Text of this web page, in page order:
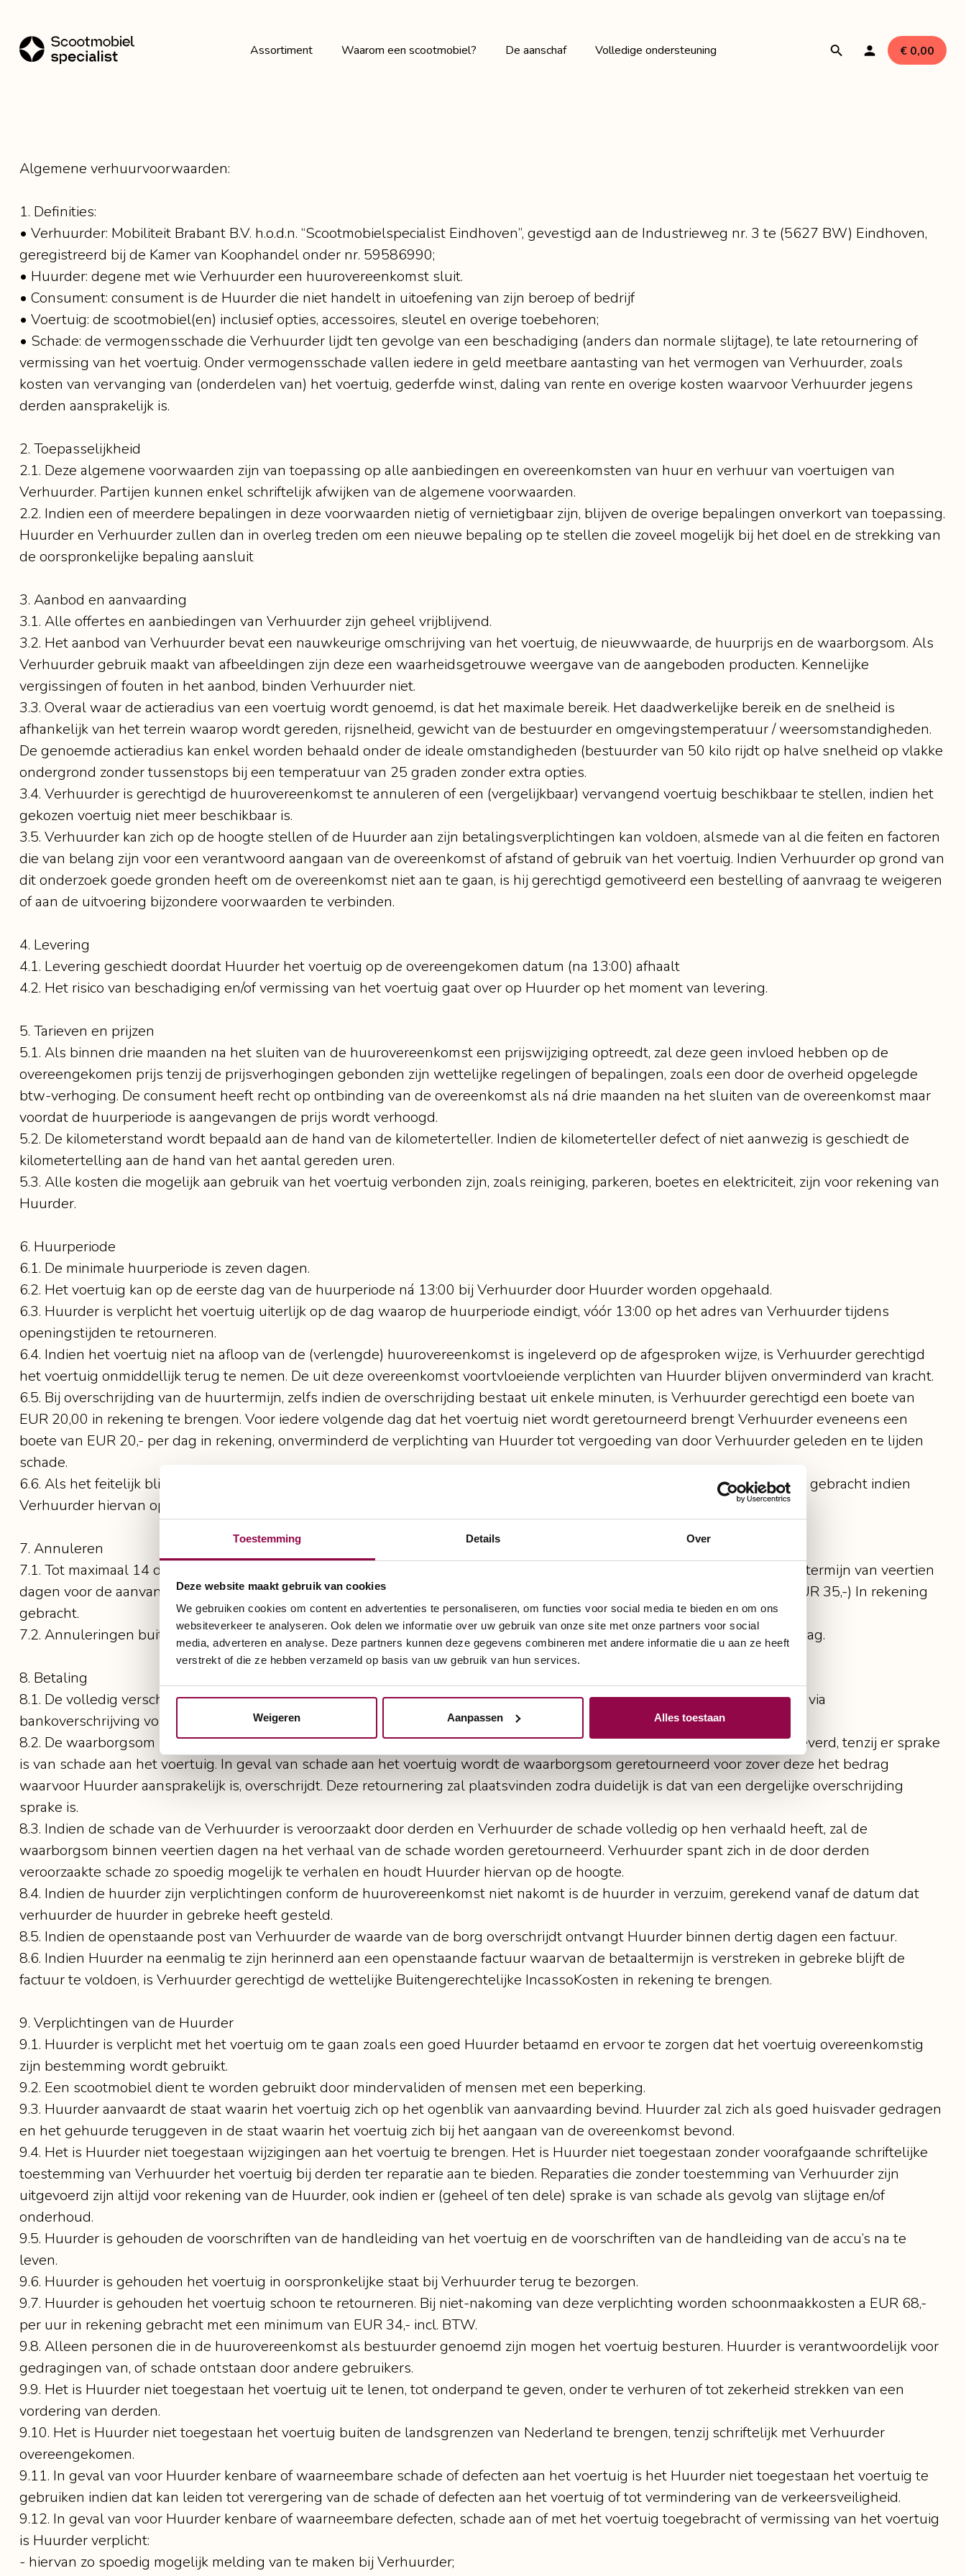
Toestemming Details Over
Deze website maakt gebruik van cookies
We gebruiken cookies om content en advertenties te personaliseren, om functies voor social media te bieden en om ons
websiteverkeer te analyseren. Ook delen we informatie over uw gebruik van onze site met onze partners voor social
media, adverteren en analyse. Deze partners kunnen deze gegevens combineren met andere informatie die u aan ze heeft
verstrekt of die ze hebben verzameld op basis van uw gebruik van hun services.
Weigeren Aanpassen Alles toestaan
Assortiment Waarom een scootmobiel? De aanschaf Volledige ondersteuning € 0,00
Algemene verhuurvoorwaarden:
1. Definities:
• Verhuurder: Mobiliteit Brabant B.V. h.o.d.n. “Scootmobielspecialist Eindhoven”, gevestigd aan de Industrieweg nr. 3 te (5627 BW) Eindhoven,
geregistreerd bij de Kamer van Koophandel onder nr. 59586990;
• Huurder: degene met wie Verhuurder een huurovereenkomst sluit.
• Consument: consument is de Huurder die niet handelt in uitoefening van zijn beroep of bedrijf
• Voertuig: de scootmobiel(en) inclusief opties, accessoires, sleutel en overige toebehoren;
• Schade: de vermogensschade die Verhuurder lijdt ten gevolge van een beschadiging (anders dan normale slijtage), te late retournering of
vermissing van het voertuig. Onder vermogensschade vallen iedere in geld meetbare aantasting van het vermogen van Verhuurder, zoals
kosten van vervanging van (onderdelen van) het voertuig, gederfde winst, daling van rente en overige kosten waarvoor Verhuurder jegens
derden aansprakelijk is.
2. Toepasselijkheid
2.1. Deze algemene voorwaarden zijn van toepassing op alle aanbiedingen en overeenkomsten van huur en verhuur van voertuigen van
Verhuurder. Partijen kunnen enkel schriftelijk afwijken van de algemene voorwaarden.
2.2. Indien een of meerdere bepalingen in deze voorwaarden nietig of vernietigbaar zijn, blijven de overige bepalingen onverkort van toepassing.
Huurder en Verhuurder zullen dan in overleg treden om een nieuwe bepaling op te stellen die zoveel mogelijk bij het doel en de strekking van
de oorspronkelijke bepaling aansluit
3. Aanbod en aanvaarding
3.1. Alle offertes en aanbiedingen van Verhuurder zijn geheel vrijblijvend.
3.2. Het aanbod van Verhuurder bevat een nauwkeurige omschrijving van het voertuig, de nieuwwaarde, de huurprijs en de waarborgsom. Als
Verhuurder gebruik maakt van afbeeldingen zijn deze een waarheidsgetrouwe weergave van de aangeboden producten. Kennelijke
vergissingen of fouten in het aanbod, binden Verhuurder niet.
3.3. Overal waar de actieradius van een voertuig wordt genoemd, is dat het maximale bereik. Het daadwerkelijke bereik en de snelheid is
afhankelijk van het terrein waarop wordt gereden, rijsnelheid, gewicht van de bestuurder en omgevingstemperatuur / weersomstandigheden.
De genoemde actieradius kan enkel worden behaald onder de ideale omstandigheden (bestuurder van 50 kilo rijdt op halve snelheid op vlakke
ondergrond zonder tussenstops bij een temperatuur van 25 graden zonder extra opties.
3.4. Verhuurder is gerechtigd de huurovereenkomst te annuleren of een (vergelijkbaar) vervangend voertuig beschikbaar te stellen, indien het
gekozen voertuig niet meer beschikbaar is.
3.5. Verhuurder kan zich op de hoogte stellen of de Huurder aan zijn betalingsverplichtingen kan voldoen, alsmede van al die feiten en factoren
die van belang zijn voor een verantwoord aangaan van de overeenkomst of afstand of gebruik van het voertuig. Indien Verhuurder op grond van
dit onderzoek goede gronden heeft om de overeenkomst niet aan te gaan, is hij gerechtigd gemotiveerd een bestelling of aanvraag te weigeren
of aan de uitvoering bijzondere voorwaarden te verbinden.
4. Levering
4.1. Levering geschiedt doordat Huurder het voertuig op de overeengekomen datum (na 13:00) afhaalt
4.2. Het risico van beschadiging en/of vermissing van het voertuig gaat over op Huurder op het moment van levering.
5. Tarieven en prijzen
5.1. Als binnen drie maanden na het sluiten van de huurovereenkomst een prijswijziging optreedt, zal deze geen invloed hebben op de
overeengekomen prijs tenzij de prijsverhogingen gebonden zijn wettelijke regelingen of bepalingen, zoals een door de overheid opgelegde
btw-verhoging. De consument heeft recht op ontbinding van de overeenkomst als ná drie maanden na het sluiten van de overeenkomst maar
voordat de huurperiode is aangevangen de prijs wordt verhoogd.
5.2. De kilometerstand wordt bepaald aan de hand van de kilometerteller. Indien de kilometerteller defect of niet aanwezig is geschiedt de
kilometertelling aan de hand van het aantal gereden uren.
5.3. Alle kosten die mogelijk aan gebruik van het voertuig verbonden zijn, zoals reiniging, parkeren, boetes en elektriciteit, zijn voor rekening van
Huurder.
6. Huurperiode
6.1. De minimale huurperiode is zeven dagen.
6.2. Het voertuig kan op de eerste dag van de huurperiode ná 13:00 bij Verhuurder door Huurder worden opgehaald.
6.3. Huurder is verplicht het voertuig uiterlijk op de dag waarop de huurperiode eindigt, vóór 13:00 op het adres van Verhuurder tijdens
openingstijden te retourneren.
6.4. Indien het voertuig niet na afloop van de (verlengde) huurovereenkomst is ingeleverd op de afgesproken wijze, is Verhuurder gerechtigd
het voertuig onmiddellijk terug te nemen. De uit deze overeenkomst voortvloeiende verplichten van Huurder blijven onverminderd van kracht.
6.5. Bij overschrijding van de huurtermijn, zelfs indien de overschrijding bestaat uit enkele minuten, is Verhuurder gerechtigd een boete van
EUR 20,00 in rekening te brengen. Voor iedere volgende dag dat het voertuig niet wordt geretourneerd brengt Verhuurder eveneens een
boete van EUR 20,- per dag in rekening, onverminderd de verplichting van Huurder tot vergoeding van door Verhuurder geleden en te lijden
schade.
6.6. Als het feitelijk blijvend onmogelijk is om het voertuig te retourneren dan wordt geen verhoogde huurprijs in rekening gebracht indien
Verhuurder hiervan op de hoogte is gebracht voor het einde van de huurperiode .
7. Annuleren
7.1. Tot maximaal 14 dagen voor aanvang van de huur kan de consument de reservering kosteloos annuleren. Binnen een termijn van veertien
dagen voor de aanvangsdatum van de huur periode wordt 50% van de gereserveerde huursom (met een minimum van EUR 35,-) In rekening
gebracht.
7.2. Annuleringen buiten de openingstijden van Verhuurder worden geacht te zijn verricht op de eerstvolgende kalenderdag.
8. Betaling
8.1. De volledig verschuldigde huurprijs en waarborgsom wordt door Huurder uiterlijk voor aanvang van de overeenkomst via
bankoverschrijving voldaan.
8.2. De waarborgsom wordt geretourneerd onder verrekening van de nog openstaande kosten zodra het voertuig is ingeleverd, tenzij er sprake
is van schade aan het voertuig. In geval van schade aan het voertuig wordt de waarborgsom geretourneerd voor zover deze het bedrag
waarvoor Huurder aansprakelijk is, overschrijdt. Deze retournering zal plaatsvinden zodra duidelijk is dat van een dergelijke overschrijding
sprake is.
8.3. Indien de schade van de Verhuurder is veroorzaakt door derden en Verhuurder de schade volledig op hen verhaald heeft, zal de
waarborgsom binnen veertien dagen na het verhaal van de schade worden geretourneerd. Verhuurder spant zich in de door derden
veroorzaakte schade zo spoedig mogelijk te verhalen en houdt Huurder hiervan op de hoogte.
8.4. Indien de huurder zijn verplichtingen conform de huurovereenkomst niet nakomt is de huurder in verzuim, gerekend vanaf de datum dat
verhuurder de huurder in gebreke heeft gesteld.
8.5. Indien de openstaande post van Verhuurder de waarde van de borg overschrijdt ontvangt Huurder binnen dertig dagen een factuur.
8.6. Indien Huurder na eenmalig te zijn herinnerd aan een openstaande factuur waarvan de betaaltermijn is verstreken in gebreke blijft de
factuur te voldoen, is Verhuurder gerechtigd de wettelijke Buitengerechtelijke IncassoKosten in rekening te brengen.
9. Verplichtingen van de Huurder
9.1. Huurder is verplicht met het voertuig om te gaan zoals een goed Huurder betaamd en ervoor te zorgen dat het voertuig overeenkomstig
zijn bestemming wordt gebruikt.
9.2. Een scootmobiel dient te worden gebruikt door mindervaliden of mensen met een beperking.
9.3. Huurder aanvaardt de staat waarin het voertuig zich op het ogenblik van aanvaarding bevind. Huurder zal zich als goed huisvader gedragen
en het gehuurde teruggeven in de staat waarin het voertuig zich bij het aangaan van de overeenkomst bevond.
9.4. Het is Huurder niet toegestaan wijzigingen aan het voertuig te brengen. Het is Huurder niet toegestaan zonder voorafgaande schriftelijke
toestemming van Verhuurder het voertuig bij derden ter reparatie aan te bieden. Reparaties die zonder toestemming van Verhuurder zijn
uitgevoerd zijn altijd voor rekening van de Huurder, ook indien er (geheel of ten dele) sprake is van schade als gevolg van slijtage en/of
onderhoud.
9.5. Huurder is gehouden de voorschriften van de handleiding van het voertuig en de voorschriften van de handleiding van de accu’s na te
leven.
9.6. Huurder is gehouden het voertuig in oorspronkelijke staat bij Verhuurder terug te bezorgen.
9.7. Huurder is gehouden het voertuig schoon te retourneren. Bij niet-nakoming van deze verplichting worden schoonmaakkosten a EUR 68,-
per uur in rekening gebracht met een minimum van EUR 34,- incl. BTW.
9.8. Alleen personen die in de huurovereenkomst als bestuurder genoemd zijn mogen het voertuig besturen. Huurder is verantwoordelijk voor
gedragingen van, of schade ontstaan door andere gebruikers.
9.9. Het is Huurder niet toegestaan het voertuig uit te lenen, tot onderpand te geven, onder te verhuren of tot zekerheid strekken van een
vordering van derden.
9.10. Het is Huurder niet toegestaan het voertuig buiten de landsgrenzen van Nederland te brengen, tenzij schriftelijk met Verhuurder
overeengekomen.
9.11. In geval van voor Huurder kenbare of waarneembare schade of defecten aan het voertuig is het Huurder niet toegestaan het voertuig te
gebruiken indien dat kan leiden tot verergering van de schade of defecten aan het voertuig of tot vermindering van de verkeersveiligheid.
9.12. In geval van voor Huurder kenbare of waarneembare defecten, schade aan of met het voertuig toegebracht of vermissing van het voertuig
is Huurder verplicht:
- hiervan zo spoedig mogelijk melding van te maken bij Verhuurder;